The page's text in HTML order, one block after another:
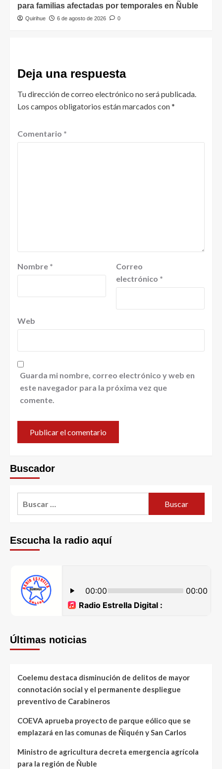
para familias afectadas por temporales en Ñuble
Quirihue 6 de agosto de 2026 0
Deja una respuesta
Tu dirección de correo electrónico no será publicada.
Los campos obligatorios están marcados con*
Comentario *
Nombre *
Correo
electrónico *
Web
Guarda mi nombre, correo electrónico y web en
este navegador para la próxima vez que
comente.
Buscador
Escucha la radio aquí
Últimas noticias
Coelemu destaca disminución de delitos de mayor
connotación social y el permanente despliegue
preventivo de Carabineros
COEVA aprueba proyecto de parque eólico que se
emplazará en las comunas de Ñiquén y San Carlos
Ministro de agricultura decreta emergencia agrícola
para la región de Ñuble